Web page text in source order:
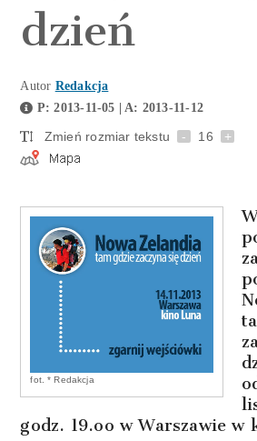
dzień
Autor Redakcja
P: 2013-11-05 | A: 2013-11-12
Zmień rozmiar tekstu - 16 +
fot. * Redakcja
godz. 19.oo w Warszawie w